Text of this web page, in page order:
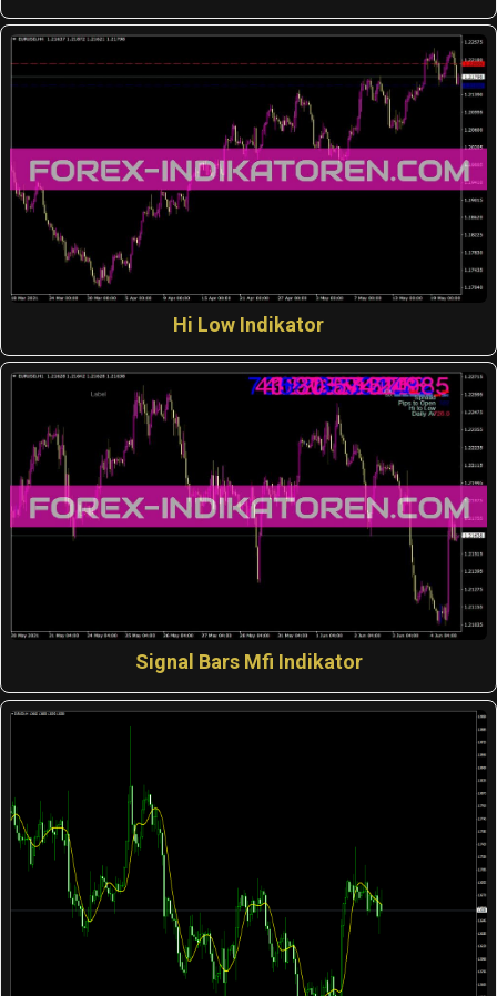
Hi Low Indikator
Signal Bars Mfi Indikator